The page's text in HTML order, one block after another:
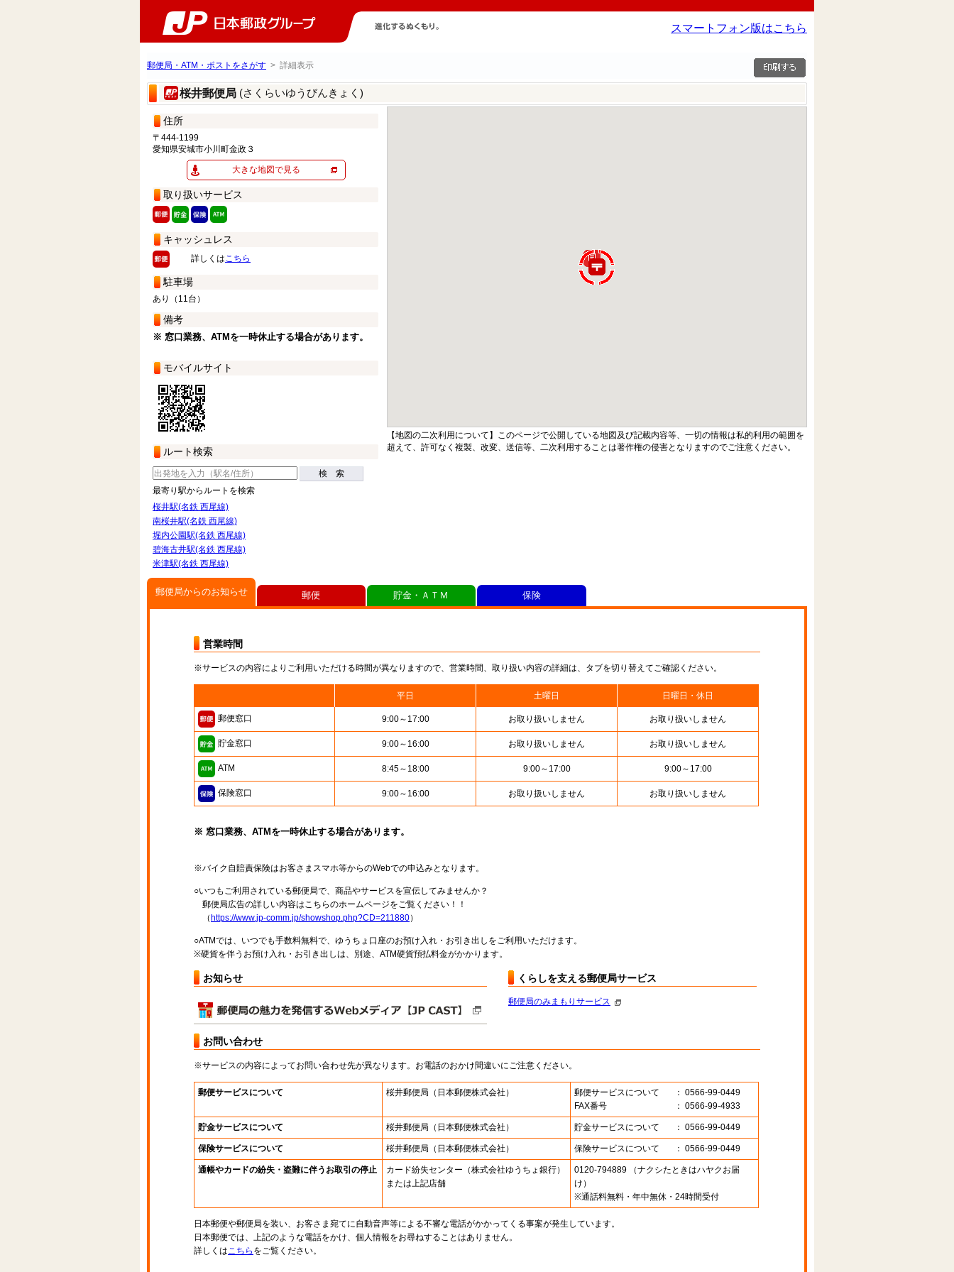
スマートフォン版はこちら
郵便局・ATM・ポストをさがす > 詳細表示
桜井郵便局 (さくらいゆうびんきょく)
住所
〒444-1199
愛知県安城市小川町金政３
大きな地図で見る
取り扱いサービス
キャッシュレス
詳しくはこちら
駐車場
あり（11台）
備考
※ 窓口業務、ATMを一時休止する場合があります。
モバイルサイト
ルート検索
検 索
最寄り駅からルートを検索
桜井駅(名鉄 西尾線)
南桜井駅(名鉄 西尾線)
堀内公園駅(名鉄 西尾線)
碧海古井駅(名鉄 西尾線)
米津駅(名鉄 西尾線)
【地図の二次利用について】このページで公開している地図及び記載内容等、一切の情報は私的利用の範囲を
超えて、許可なく複製、改変、送信等、二次利用することは著作権の侵害となりますのでご注意ください。
郵便局からのお知らせ
営業時間
※サービスの内容によりご利用いただける時間が異なりますので、営業時間、取り扱い内容の詳細は、タブを切り替えてご確認ください。
平日 土曜日 日曜日・休日
郵便窓口 9:00～17:00 お取り扱いしません お取り扱いしません
貯金窓口 9:00～16:00 お取り扱いしません お取り扱いしません
ATM 8:45～18:00 9:00～17:00 9:00～17:00
保険窓口 9:00～16:00 お取り扱いしません お取り扱いしません
※ 窓口業務、ATMを一時休止する場合があります。
※バイク自賠責保険はお客さまスマホ等からのWebでの申込みとなります。
○いつもご利用されている郵便局で、商品やサービスを宣伝してみませんか？
郵便局広告の詳しい内容はこちらのホームページをご覧ください！！
（ https://www.jp-comm.jp/showshop.php?CD=211880）
○ATMでは、いつでも手数料無料で、ゆうちょ口座のお預け入れ・お引き出しをご利用いただけます。
※硬貨を伴うお預け入れ・お引き出しは、別途、ATM硬貨預払料金がかかります。
お知らせ くらしを支える郵便局サービス
郵便局のみまもりサービス
お問い合わせ
※サービスの内容によってお問い合わせ先が異なります。お電話のおかけ間違いにご注意ください。
郵便サービスについて 桜井郵便局 （日本郵便株式会社） 郵便サービスについて
： 0566-99-0449
FAX番号
： 0566-99-4933
貯金サービスについて 桜井郵便局 （日本郵便株式会社） 貯金サービスについて ： 0566-99-0449
保険サービスについて 桜井郵便局 （日本郵便株式会社） 保険サービスについて ： 0566-99-0449
通帳やカードの紛失・盗難に伴うお取引の停止 カード紛失センター （株式会社ゆうちょ銀行）
または上記店舗
0120-794889 （ナクシたときはハヤクお届
け）
※通話料無料・年中無休・24時間受付
日本郵便や郵便局を装い、お客さま宛てに自動音声等による不審な電話がかかってくる事案が発生しています。
日本郵便では、上記のような電話をかけ、個人情報をお尋ねすることはありません。
詳しくはこちら をご覧ください。
郵便 貯金・ＡＴＭ 保険